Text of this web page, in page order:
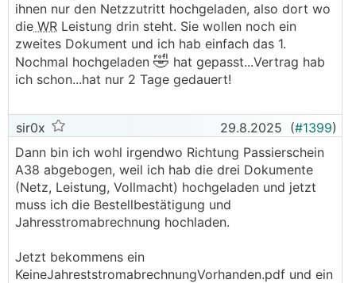
ihnen nur den Netzzutritt hochgeladen, also dort wo
die WR Leistung drin steht. Sie wollen noch ein
zweites Dokument und ich hab einfach das 1.
Nochmal hochgeladen 🤣 hat gepasst...Vertrag hab
ich schon...hat nur 2 Tage gedauert!
sir0x 29.8.2025 (#1399)
Dann bin ich wohl irgendwo Richtung Passierschein
A38 abgebogen, weil ich hab die drei Dokumente
(Netz, Leistung, Vollmacht) hochgeladen und jetzt
muss ich die Bestellbestätigung und
Jahresstromabrechnung hochladen.
Jetzt bekommens ein
KeineJahreststromabrechnungVorhanden.pdf und ein